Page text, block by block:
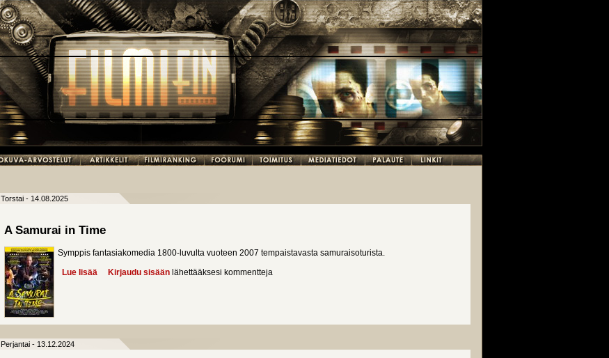
Torstai - 14.08.2025
A Samurai in Time
Symppis fantasiakomedia 1800-luvulta vuoteen 2007 tempaistavasta samuraisoturista.
Lue lisää about A Samurai in Time
Kirjaudu sisään lähettääksesi kommentteja
Perjantai - 13.12.2024